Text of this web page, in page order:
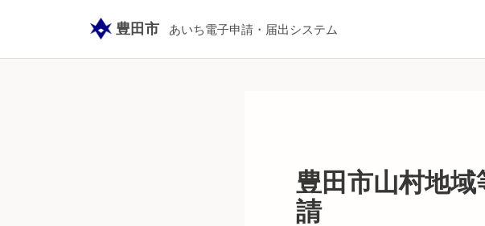
豊田市 あいち電子申請・届出システム
豊田市山村地
請